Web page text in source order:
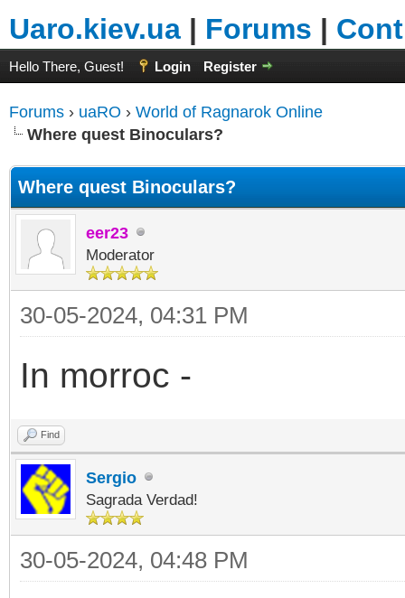
Uaro.kiev.ua | Forums |
Hello There, Guest! Login Register
Forums › uaRO › World of Ragnarok Online
Where quest Binoculars?
Where quest Binoculars?
eer23
Moderator
30-05-2024, 04:31 PM
In morroc -
Find
Sergio
Sagrada Verdad!
30-05-2024, 04:48 PM